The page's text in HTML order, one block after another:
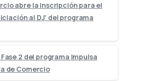
abre la inscripción para el
al DJ’ del programa
2 del programa Impulsa
de Comercio